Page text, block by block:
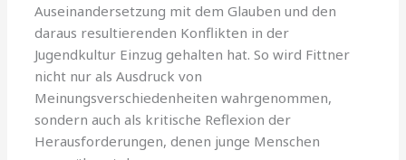
Auseinandersetzung mit dem Glauben und den
daraus resultierenden Konflikten in der
Jugendkultur Einzug gehalten hat. So wird Fittner
nicht nur als Ausdruck von
Meinungsverschiedenheiten wahrgenommen,
sondern auch als kritische Reflexion der
Herausforderungen, denen junge Menschen